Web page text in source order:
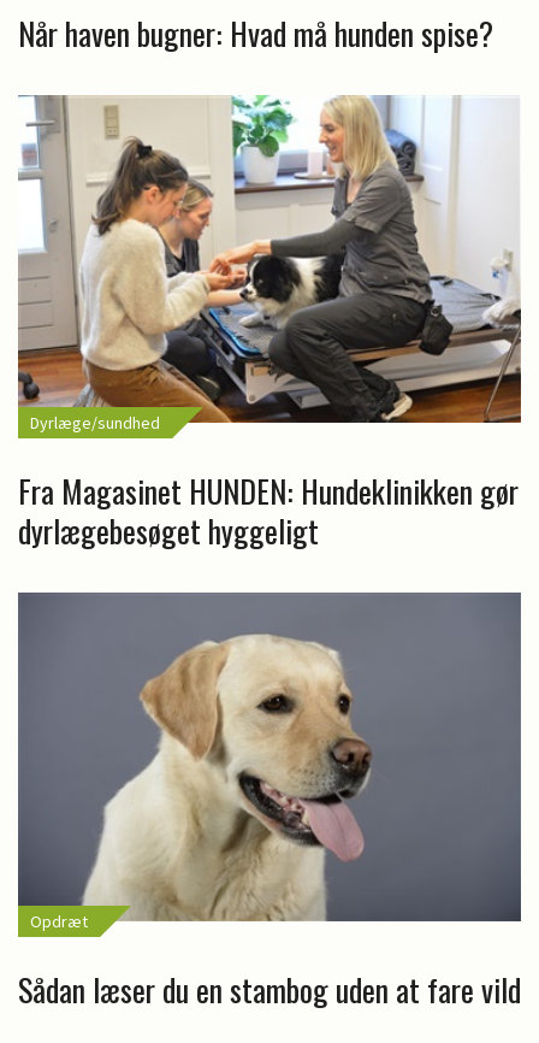
Når haven bugner: Hvad må hunden spise?
Dyrlæge/sundhed
Fra Magasinet HUNDEN: Hundeklinikken gør
dyrlægebesøget hyggeligt
Opdræt
Sådan læser du en stambog uden at fare vild